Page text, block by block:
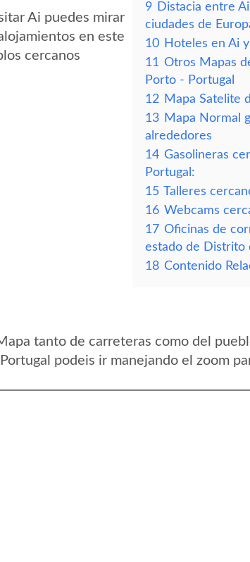
Ai puedes mirar
en este
cercanos
9 Distacia entre
ciudades de
10 Hoteles en Ai
11 Otros Mapas
Porto - Portugal
12 Mapa Satelite
13 Mapa Normal
alrededores
14 Gasolineras
Portugal:
15 Talleres
16 Webcams
17 Oficinas de
estado de Distrito
18 Contenido
tanto de carreteras como del
podeis ir manejando el zoom